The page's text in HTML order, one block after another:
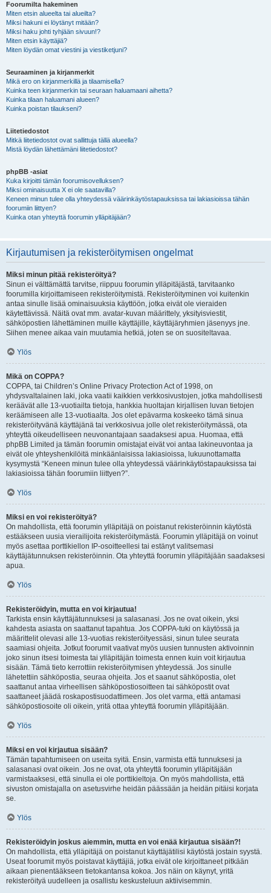
Foorumilta hakeminen
Miten etsin alueelta tai alueilta?
Miksi hakuni ei löytänyt mitään?
Miksi haku johti tyhjään sivuun!?
Miten etsin käyttäjiä?
Miten löydän omat viestini ja viestiketjuni?
Seuraaminen ja kirjanmerkit
Mikä ero on kirjanmerkillä ja tilaamisella?
Kuinka teen kirjanmerkin tai seuraan haluamaani aihetta?
Kuinka tilaan haluamani alueen?
Kuinka poistan tilaukseni?
Liitetiedostot
Mitkä liitetiedostot ovat sallittuja tällä alueella?
Mistä löydän lähettämäni liitetiedostot?
phpBB -asiat
Kuka kirjoitti tämän foorumisovelluksen?
Miksi ominaisuutta X ei ole saatavilla?
Keneen minun tulee olla yhteydessä väärinkäytöstapauksissa tai lakiasioissa tähän
foorumiin liittyen?
Kuinka otan yhteyttä foorumin ylläpitäjään?
Kirjautumisen ja rekisteröitymisen ongelmat
Miksi minun pitää rekisteröityä?
Sinun ei välttämättä tarvitse, riippuu foorumin ylläpitäjästä, tarvitaanko
foorumilla kirjoittamiseen rekisteröitymistä. Rekisteröityminen voi kuitenkin
antaa sinulle lisää ominaisuuksia käyttöön, jotka eivät ole vieraiden
käytettävissä. Näitä ovat mm. avatar-kuvan määrittely, yksityisviestit,
sähköpostien lähettäminen muille käyttäjille, käyttäjäryhmien jäsenyys jne.
Siihen menee aikaa vain muutamia hetkiä, joten se on suositeltavaa.
Ylös
Mikä on COPPA?
COPPA, tai Children’s Online Privacy Protection Act of 1998, on
yhdysvaltalainen laki, joka vaatii kaikkien verkkosivustojen, jotka mahdollisesti
keräävät alle 13-vuotiailta tietoja, hankkia huoltajan kirjallisen luvan tietojen
keräämiseen alle 13-vuotiaalta. Jos olet epävarma koskeeko tämä sinua
rekisteröityvänä käyttäjänä tai verkkosivua jolle olet rekisteröitymässä, ota
yhteyttä oikeudelliseen neuvonantajaan saadaksesi apua. Huomaa, että
phpBB Limited ja tämän foorumin omistajat eivät voi antaa lakineuvontaa ja
eivät ole yhteyshenkilöitä minkäänlaisissa lakiasioissa, lukuunottamatta
kysymystä “Keneen minun tulee olla yhteydessä väärinkäytöstapauksissa tai
lakiasioissa tähän foorumiin liittyen?”.
Ylös
Miksi en voi rekisteröityä?
On mahdollista, että foorumin ylläpitäjä on poistanut rekisteröinnin käytöstä
estääkseen uusia vierailijoita rekisteröitymästä. Foorumin ylläpitäjä on voinut
myös asettaa porttikiellon IP-osoitteellesi tai estänyt valitsemasi
käyttäjätunnuksen rekisteröinnin. Ota yhteyttä foorumin ylläpitäjään saadaksesi
apua.
Ylös
Rekisteröidyin, mutta en voi kirjautua!
Tarkista ensin käyttäjätunnuksesi ja salasanasi. Jos ne ovat oikein, yksi
kahdesta asiasta on saattanut tapahtua. Jos COPPA-tuki on käytössä ja
määrittelit olevasi alle 13-vuotias rekisteröityessäsi, sinun tulee seurata
saamiasi ohjeita. Jotkut foorumit vaativat myös uusien tunnusten aktivoinnin
joko sinun itsesi toimesta tai ylläpitäjän toimesta ennen kuin voit kirjautua
sisään. Tämä tieto kerrottiin rekisteröitymisen yhteydessä. Jos sinulle
lähetettiin sähköpostia, seuraa ohjeita. Jos et saanut sähköpostia, olet
saattanut antaa virheellisen sähköpostiosoitteen tai sähköpostit ovat
saattaneet jäädä roskapostisuodattimeen. Jos olet varma, että antamasi
sähköpostiosoite oli oikein, yritä ottaa yhteyttä foorumin ylläpitäjään.
Ylös
Miksi en voi kirjautua sisään?
Tämän tapahtumiseen on useita syitä. Ensin, varmista että tunnuksesi ja
salasanasi ovat oikein. Jos ne ovat, ota yhteyttä foorumin ylläpitäjään
varmistaaksesi, että sinulla ei ole porttikieltoja. On myös mahdollista, että
sivuston omistajalla on asetusvirhe heidän päässään ja heidän pitäisi korjata
se.
Ylös
Rekisteröidyin joskus aiemmin, mutta en voi enää kirjautua sisään?!
On mahdollista, että ylläpitäjä on poistanut käyttäjätilisi käytöstä jostain syystä.
Useat foorumit myös poistavat käyttäjiä, jotka eivät ole kirjoittaneet pitkään
aikaan pienentääkseen tietokantansa kokoa. Jos näin on käynyt, yritä
rekisteröityä uudelleen ja osallistu keskusteluun aktiivisemmin.